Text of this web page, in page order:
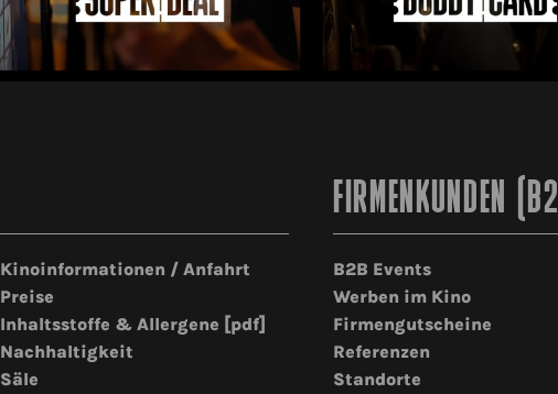
Kinoinformationen / Anfahrt
Preise
Inhaltsstoffe & Allergene [pdf]
Nachhaltigkeit
Säle
FIRMENKUNDEN
B2B Events
Werben im Kino
Firmengutscheine
Referenzen
Standorte